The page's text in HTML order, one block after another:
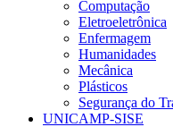
Computação
Eletroeletrônica
Enfermagem
Humanidades
Mecânica
Plásticos
Segurança do
UNICAMP-SISE